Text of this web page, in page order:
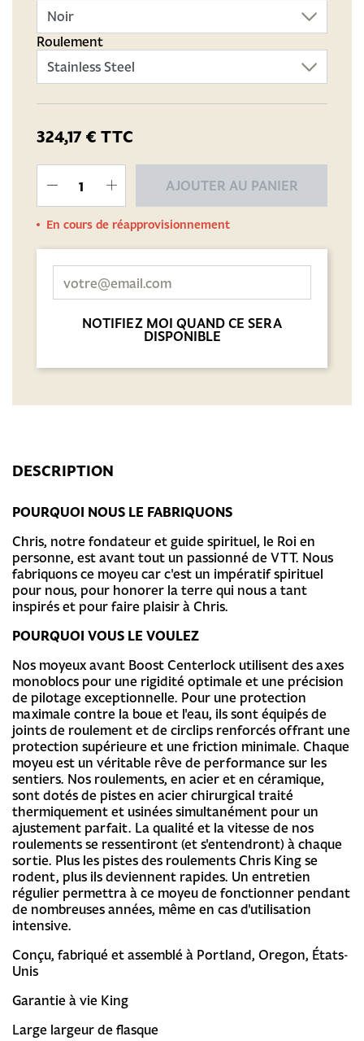
Roulement
324,17 € TTC
AJOUTER AU PANIER
En cours de réapprovisionnement
NOTIFIEZ MOI QUAND CE SERA
DISPONIBLE
DESCRIPTION
POURQUOI NOUS LE FABRIQUONS
Chris, notre fondateur et guide spirituel, le Roi en
personne, est avant tout un passionné de VTT. Nous
fabriquons ce moyeu car c'est un impératif spirituel
pour nous, pour honorer la terre qui nous a tant
inspirés et pour faire plaisir à Chris.
POURQUOI VOUS LE VOULEZ
Nos moyeux avant Boost Centerlock utilisent des axes
monoblocs pour une rigidité optimale et une précision
de pilotage exceptionnelle. Pour une protection
maximale contre la boue et l'eau, ils sont équipés de
joints de roulement et de circlips renforcés offrant une
protection supérieure et une friction minimale. Chaque
moyeu est un véritable rêve de performance sur les
sentiers. Nos roulements, en acier et en céramique,
sont dotés de pistes en acier chirurgical traité
thermiquement et usinées simultanément pour un
ajustement parfait. La qualité et la vitesse de nos
roulements se ressentiront (et s'entendront) à chaque
sortie. Plus les pistes des roulements Chris King se
rodent, plus ils deviennent rapides. Un entretien
régulier permettra à ce moyeu de fonctionner pendant
de nombreuses années, même en cas d'utilisation
intensive.
Conçu, fabriqué et assemblé à Portland, Oregon, États-
Unis
Garantie à vie King
Large largeur de flasque